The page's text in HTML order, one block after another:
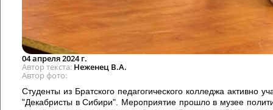
04 апреля 2024 г.
Автор текста Неженец В.А.
Автор фото
Студенты из Братского педагогического колледжа активно
"Декабристы в Сибири". Мероприятие прошло в музее